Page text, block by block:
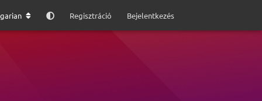
Regisztráció Bejelentkezés